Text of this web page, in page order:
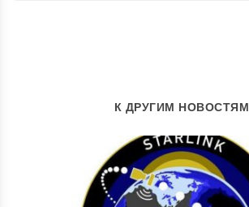
К ДРУГИМ НОВОСТЯМ